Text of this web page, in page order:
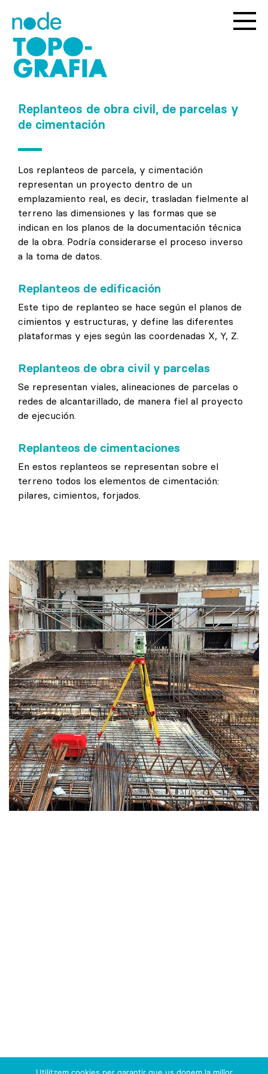
Replanteos de obra civil, de parcelas y
de cimentación
Los replanteos de parcela, y cimentación
representan un proyecto dentro de un
emplazamiento real, es decir, trasladan fielmente al
terreno las dimensiones y las formas que se
indican en los planos de la documentación técnica
de la obra. Podría considerarse el proceso inverso
a la toma de datos.
Replanteos de edificación
Este tipo de replanteo se hace según el planos de
cimientos y estructuras, y define las diferentes
plataformas y ejes según las coordenadas X, Y, Z.
Replanteos de obra civil y parcelas
Se representan viales, alineaciones de parcelas o
redes de alcantarillado, de manera fiel al proyecto
de ejecución.
Replanteos de cimentaciones
En estos replanteos se representan sobre el
terreno todos los elementos de cimentación:
pilares, cimientos, forjados.